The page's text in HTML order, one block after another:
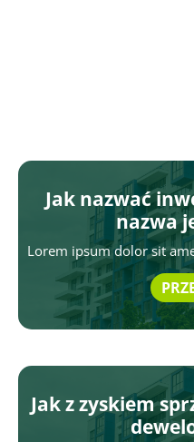
Jak nazwać
nazwa
Lorem ipsum dolor sit
Jak z zyskiem